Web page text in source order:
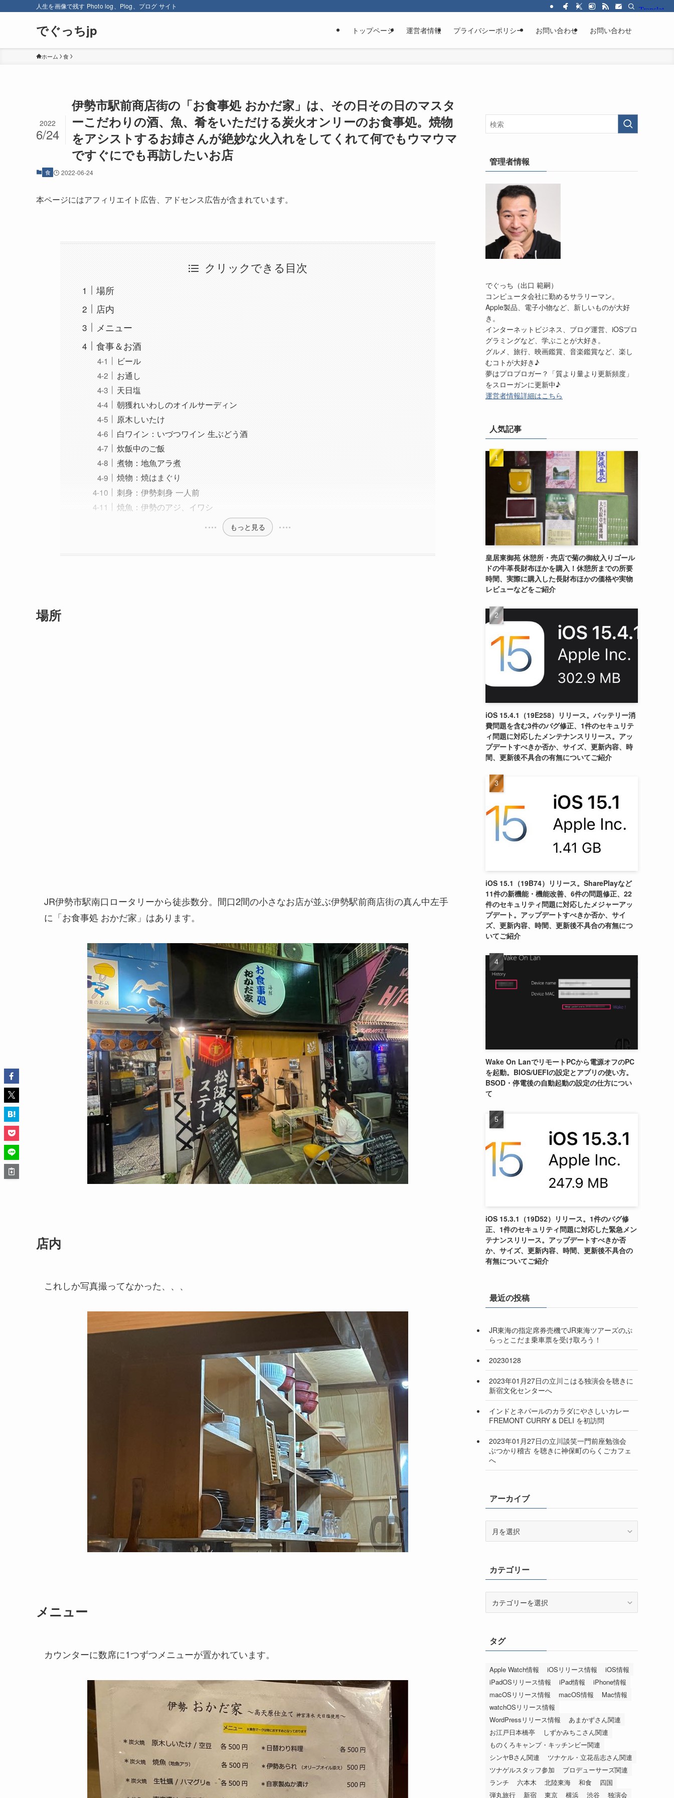
人生を画像で残す Photo log、Plog、プログ サイト
でぐっちjp トップページ 運営者情報 プライバシーポリシー お問い合わせ お問い合わせ
ホーム 食
伊勢市駅前商店街の「お食事処 おかだ家」は、その日その日のマスタ
ーこだわりの酒、魚、肴をいただける炭火オンリーのお食事処。焼物
をアシストするお姉さんが絶妙な火入れをしてくれて何でもウマウマ
ですぐにでも再訪したいお店
2022
6/24
食 2022-06-24
本ページにはアフィリエイト広告、アドセンス広告が含まれています。
クリックできる目次
場所
店内
メニュー
食事＆お酒
ビール
お通し
天日塩
朝獲れいわしのオイルサーディン
原木しいたけ
白ワイン：いづつワイン 生ぶどう酒
炊飯中のご飯
煮物：地魚アラ煮
焼物：焼はまぐり
刺身：伊勢刺身 一人前
焼魚：伊勢のアジ、イワシ
もっと見る
場所
JR伊勢市駅南口ロータリーから徒歩数分。間口2間の小さなお店が並ぶ伊勢駅前商店街の真ん中左手
に「お食事処 おかだ家」はあります。
店内
これしか写真撮ってなかった、、、
メニュー
カウンターに数席に1つずつメニューが置かれています。
管理者情報
でぐっち（出口 範嗣）
コンピュータ会社に勤めるサラリーマン。
Apple製品、電子小物など、新しいものが大好
き。
インターネットビジネス、ブログ運営、iOSプロ
グラミングなど、学ぶことが大好き。
グルメ、旅行、映画鑑賞、音楽鑑賞など、楽し
むコトが大好き♪
夢はプロブロガー？「質より量より更新頻度」
をスローガンに更新中♪
運営者情報詳細はこちら
人気記事
皇居東御苑 休憩所・売店で菊の御紋入りゴール
ドの牛革長財布ほかを購入！休憩所までの所要
時間、実際に購入した長財布ほかの価格や実物
レビューなどをご紹介
iOS 15.4.1（19E258）リリース。バッテリー消
費問題を含む3件のバグ修正、1件のセキュリテ
ィ問題に対応したメンテナンスリリース。アッ
プデートすべきか否か、サイズ、更新内容、時
間、更新後不具合の有無についてご紹介
iOS 15.1（19B74）リリース。SharePlayなど
11件の新機能・機能改善、6件の問題修正、22
件のセキュリティ問題に対応したメジャーアッ
プデート。アップデートすべきか否か、サイ
ズ、更新内容、時間、更新後不具合の有無につ
いてご紹介
Wake On LanでリモートPCから電源オフのPC
を起動。BIOS/UEFIの設定とアプリの使い方。
BSOD・停電後の自動起動の設定の仕方につい
て
iOS 15.3.1（19D52）リリース。1件のバグ修
正、1件のセキュリティ問題に対応した緊急メン
テナンスリリース。アップデートすべきか否
か、サイズ、更新内容、時間、更新後不具合の
有無についてご紹介
最近の投稿
JR東海の指定席券売機でJR東海ツアーズのぷ
らっとこだま乗車票を受け取ろう！
20230128
2023年01月27日の立川こはる独演会を聴きに
新宿文化センターへ
インドとネパールのカラダにやさしいカレー
FREMONT CURRY & DELI を初訪問
2023年01月27日の立川談笑一門前座勉強会
ぶつかり稽古 を聴きに神保町のらくごカフェ
へ
アーカイブ
ブカテゴリー
ータグ
Apple Watch情報 iOSリリース情報
iOS情報
iPadOSリリース情報
iPad情報
iPhone情報
macOSリリース情報
macOS情報
Mac情報
watchOSリリース情報
WordPressリリース情報
あまかずさん関連
お江戸日本橋亭
しずかみちこさん関連
ものくろキャンプ・キッチンビー関連
シンヤBさん関連
ツナケル・立花岳志さん関連
ツナゲルスタッフ参加
プロデューサーズ関連
ランチ
六本木 北陸東海 和食
四国
弾丸旅行
新宿 東京 横浜 渋谷 独演会